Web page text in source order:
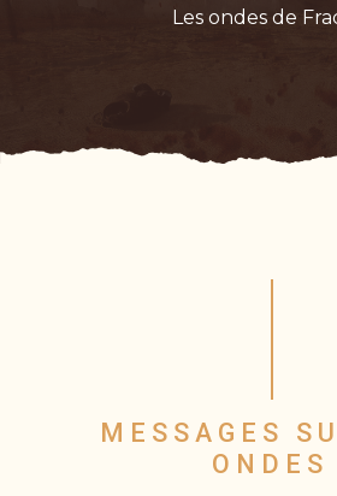
Les ondes de
MESSAGES
ONDES